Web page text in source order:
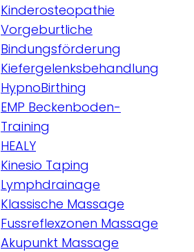
Kinderosteopathie
Vorgeburtliche
Bindungsförderung
Kiefergelenksbehandlung
HypnoBirthing
EMP Beckenboden-
Training
HEALY
Kinesio Taping
Lymphdrainage
Klassische Massage
Fussreflexzonen Massage
Akupunkt Massage